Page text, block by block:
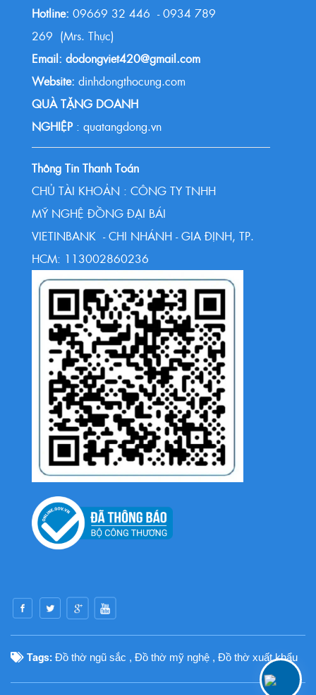
Hotline: 09669 32 446 - 0934 789
269 (Mrs. Thực)
Email: dodongviet420@gmail.com
Website: dinhdongthocung.com
QUÀ TẶNG DOANH
NGHIỆP : quatangdong.vn
Thông Tin Thanh Toán
CHỦ TÀI KHOẢN : CÔNG TY TNHH
MỸ NGHỆ ĐỒNG ĐẠI BÁI
VIETINBANK - CHI NHÁNH - GIA ĐỊNH, TP.
HCM: 113002860236
Tags: Đồ thờ ngũ sắc , Đồ thờ mỹ nghệ , Đồ thờ xuất khẩu